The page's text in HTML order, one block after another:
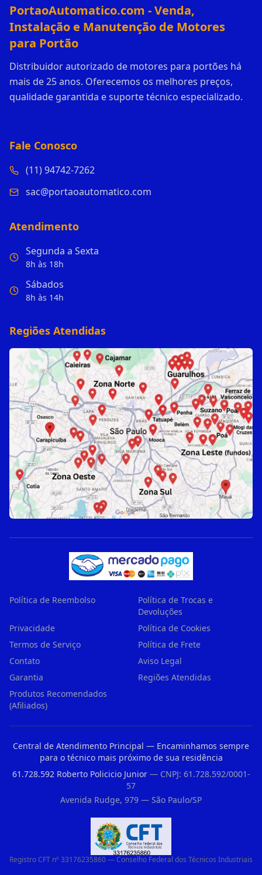
PortaoAutomatico.com - Venda,
Instalação e Manutenção de Motores
para Portão
Distribuidor autorizado de motores para portões há
mais de 25 anos. Oferecemos os melhores preços,
qualidade garantida e suporte técnico especializado.
Fale Conosco
(11) 94742-7262
sac@portaoautomatico.com
Atendimento
Segunda a Sexta
8h às 18h
Sábados
8h às 14h
Regiões Atendidas
Política de Reembolso
Política de Trocas e
Devoluções
Privacidade
Política de Cookies
Termos de Serviço
Política de Frete
Contato
Aviso Legal
Garantia
Regiões Atendidas
Produtos Recomendados
(Afiliados)
Central de Atendimento Principal — Encaminhamos sempre
para o técnico mais próximo de sua residência
61.728.592 Roberto Policicio Junior— CNPJ: 61.728.592/0001-
57
Avenida Rudge, 979 — São Paulo/SP
Registro CFT nº 33176235860 — Conselho Federal dos Técnicos Industriais